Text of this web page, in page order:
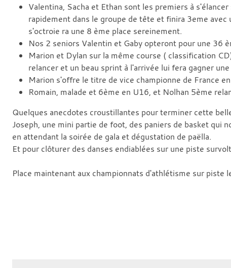
Valentina, Sacha et Ethan sont les premiers à
rapidement dans le groupe de tête et finira 3eme
s'octroie ra une 8 ème place sereinement.
Nos 2 seniors Valentin et Gaby opteront pour une 36
Marion et Dylan sur la même course ( classification
relancer et un beau sprint à l'arrivée lui fera gagner
Marion s'offre le titre de vice championne de France
Romain, malade et 6ème en U16, et Nolhan 5ème
Quelques anecdotes croustillantes pour terminer cette
Joseph, une mini partie de foot, des paniers de basket qui
en attendant la soirée de gala et dégustation de paëlla.
Et pour clôturer des danses endiablées sur une piste
Place maintenant aux championnats d'athlétisme sur